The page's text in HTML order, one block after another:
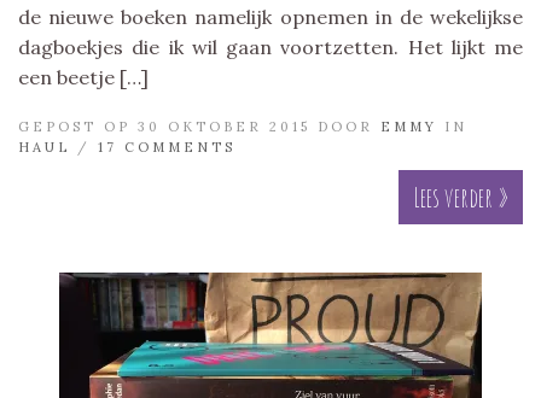
de nieuwe boeken namelijk opnemen in de wekelijkse
dagboekjes die ik wil gaan voortzetten. Het lijkt me
een beetje […]
GEPOST OP 30 OKTOBER 2015 DOOR EMMY
IN
HAUL
/ 17 COMMENTS
Lees verder »